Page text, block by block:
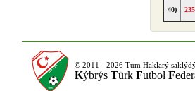
40)
© 2011 - 2026 Tüm Haklarý
Kýbrýs Türk Futbol F